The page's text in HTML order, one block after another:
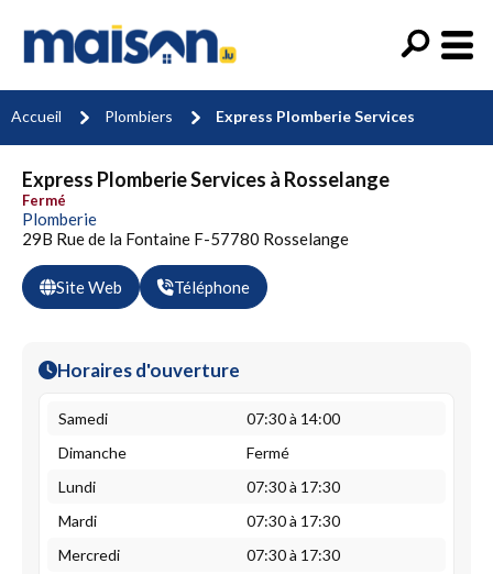
Accueil Plombiers Express Plomberie Services
Express Plomberie Services à Rosselange
Fermé
Plomberie
29B Rue de la Fontaine F-57780 Rosselange
Site Web Téléphone
Horaires d'ouverture
Samedi
07:30 à 14:00
Dimanche
Fermé
Lundi
07:30 à 17:30
Mardi
07:30 à 17:30
Mercredi
07:30 à 17:30